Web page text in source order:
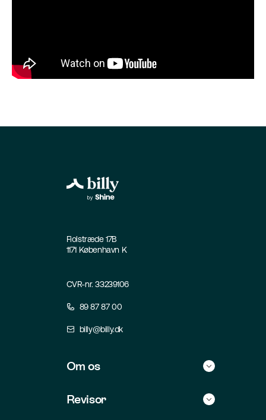
Fiolstræde 17B
1171 København K
CVR-nr. 33239106
89 87 87 00
billy@billy.dk
Om os
Revisor